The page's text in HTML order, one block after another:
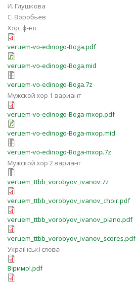
И. Глушкова
С. Воробьев
Хор, ф-но
veruem-vo-edinogo-Boga.pdf
veruem-vo-edinogo-Boga.mid
veruem-vo-edinogo-Boga.7z
Мужской хор 1 вариант
veruem-vo-edinogo-Boga-mxop.pdf
veruem-vo-edinogo-Boga-mxop.mid
veruem-vo-edinogo-Boga-mxop.7z
Мужской хор 2 вариант
veruem_ttbb_vorobyov_ivanov.7z
veruem_ttbb_vorobyov_ivanov_choir.pdf
veruem_ttbb_vorobyov_ivanov_piano.pdf
veruem_ttbb_vorobyov_ivanov_scores.pdf
Українські слова
Віримо!.pdf